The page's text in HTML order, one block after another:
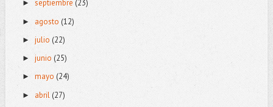
► septiembre (23)
► agosto (12)
► julio (22)
► junio (25)
► mayo (24)
► abril(27)